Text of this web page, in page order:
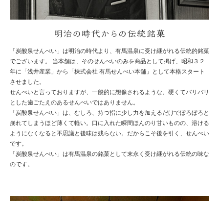
「炭酸泉せんべい」は明治の時代より、有馬温泉に受け継がれる伝統的銘菓
でございます。 当本舗は、そのせんべいのみを商品として掲げ、昭和３２
年に「浅井産業」から「株式会社 有馬せんべい本舗」として本格スタート
させました。
せんべいと言っておりますが、一般的に想像されるような、硬くてバリバリ
とした歯ごたえのあるせんべいではありません。
「炭酸泉せんべい」は、むしろ、持つ指に少し力を加えるだけでぼろぼろと
崩れてしまうほど薄くて軽い。口に入れた瞬間ほんのり甘いものの、溶ける
ようになくなると不思議と後味は残らない。だからこそ後を引く、せんべい
です。
「炭酸泉せんべい」は有馬温泉の銘菓として末永く受け継がれる伝統の味な
のです。